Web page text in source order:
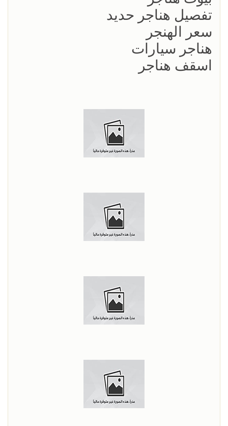
تفصيل هناجر حديد
سعر الهنجر
هناجر سيارات
اسقف هناجر